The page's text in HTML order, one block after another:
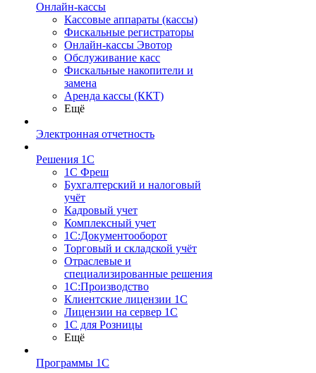
Онлайн-кассы
Кассовые аппараты (кассы)
Фискальные регистраторы
Онлайн-кассы Эвотор
Обслуживание касс
Фискальные накопители и
замена
Аренда кассы (ККТ)
Ещё
Электронная отчетность
Решения 1С
1С Фреш
Бухгалтерский и налоговый
учёт
Кадровый учет
Комплексный учет
1С:Документооборот
Торговый и складской учёт
Отраслевые и
специализированные решения
1С:Производство
Клиентские лицензии 1С
Лицензии на сервер 1С
1С для Розницы
Ещё
Программы 1С